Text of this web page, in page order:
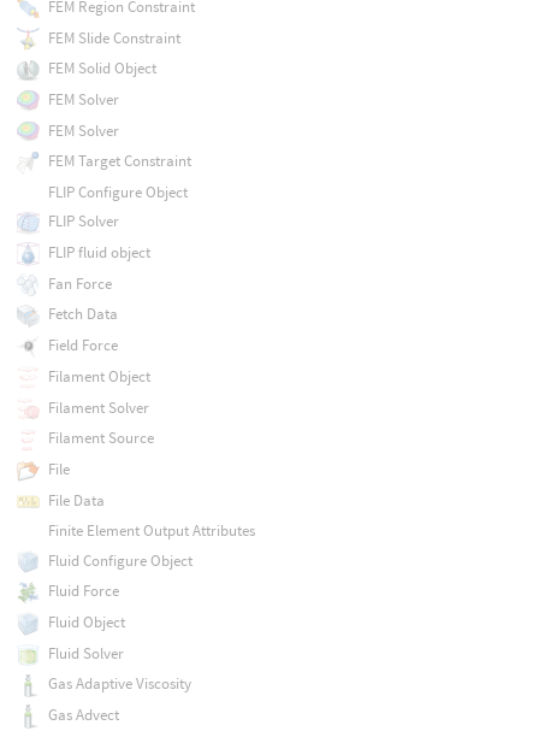
FEM Region Constraint
FEM Slide Constraint
FEM Solid Object
FEM Solver
FEM Solver
FEM Target Constraint
FLIP Configure Object
FLIP Solver
FLIP fluid object
Fan Force
Fetch Data
Field Force
Filament Object
Filament Solver
Filament Source
File
File Data
Finite Element Output Attributes
Fluid Configure Object
Fluid Force
Fluid Object
Fluid Solver
Gas Adaptive Viscosity
Gas Advect